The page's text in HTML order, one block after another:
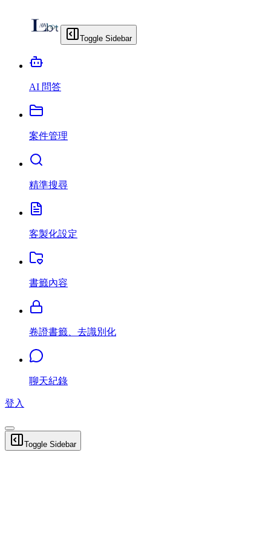
Toggle Sidebar
AI 問答
案件管理
精準搜尋
客製化設定
書籤內容
卷證書籤、去識別化
聊天紀錄
登入
Toggle Sidebar